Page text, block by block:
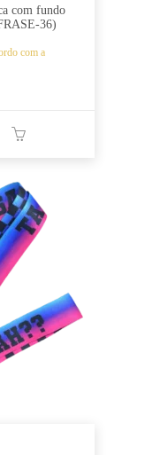
com fundo
36)
com a